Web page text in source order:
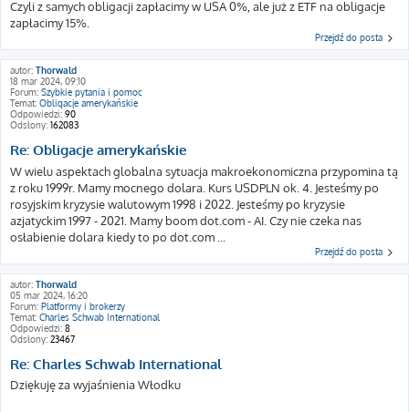
Czyli z samych obligacji zapłacimy w USA 0%, ale już z ETF na obligacje
zapłacimy 15%.
Przejdź do posta
autor: Thorwald
18 mar 2024, 09:10
Forum: Szybkie pytania i pomoc
Temat: Obligacje amerykańskie
Odpowiedzi: 90
Odsłony: 162083
Re: Obligacje amerykańskie
W wielu aspektach globalna sytuacja makroekonomiczna przypomina tą
z roku 1999r. Mamy mocnego dolara. Kurs USDPLN ok. 4. Jesteśmy po
rosyjskim kryzysie walutowym 1998 i 2022. Jesteśmy po kryzysie
azjatyckim 1997 - 2021. Mamy boom dot.com - AI. Czy nie czeka nas
osłabienie dolara kiedy to po dot.com ...
Przejdź do posta
autor: Thorwald
05 mar 2024, 16:20
Forum: Platformy i brokerzy
Temat: Charles Schwab International
Odpowiedzi: 8
Odsłony: 23467
Re: Charles Schwab International
Dziękuję za wyjaśnienia Włodku